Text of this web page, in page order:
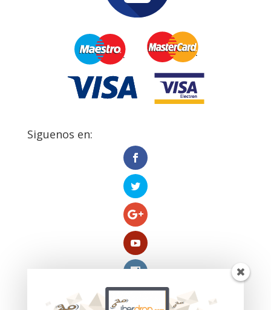
Siguenos en: